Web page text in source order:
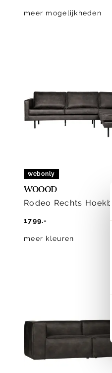
meer mogelijkheden
webonly
WOOOD
Rodeo Rechts
1799.-
meer kleuren